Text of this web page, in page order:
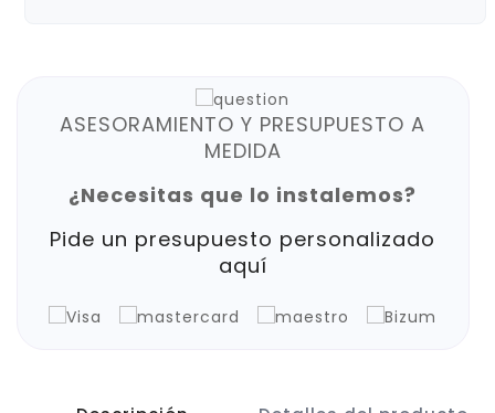
ASESORAMIENTO Y PRESUPUESTO A
MEDIDA
¿Necesitas que lo instalemos?
Pide un presupuesto personalizado
aquí